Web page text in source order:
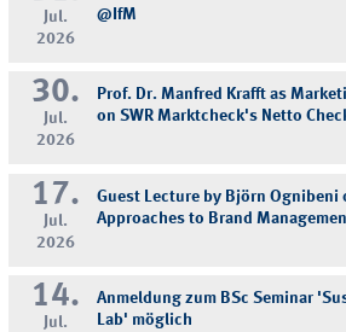
Jul.
2026
@IfM
30.
Jul.
2026
Prof. Dr. Manfred Krafft as
on SWR Marktcheck's Netto
17.
Jul.
2026
Guest Lecture by Björn Ognibeni
Approaches to Brand
14.
Jul.
Anmeldung zum BSc Seminar
Lab' möglich